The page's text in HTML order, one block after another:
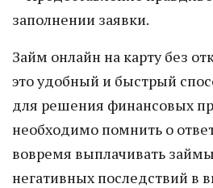
заполнении заявки.
Займ онлайн на карту без
это удобный и быстрый
для решения финансовых
необходимо помнить о
вовремя выплачивать
негативных последствий в